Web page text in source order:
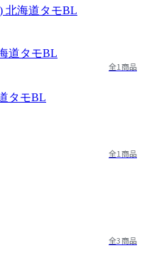
北海道タモBL
全1商品
タモBL
全1商品
全3商品